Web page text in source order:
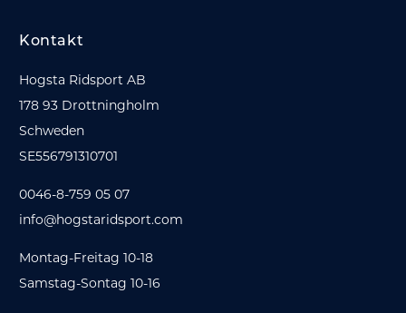
Kontakt
Hogsta Ridsport AB
178 93 Drottningholm
Schweden
SE556791310701
0046-8-759 05 07
info@hogstaridsport.com
Montag-Freitag 10-18
Samstag-Sontag 10-16